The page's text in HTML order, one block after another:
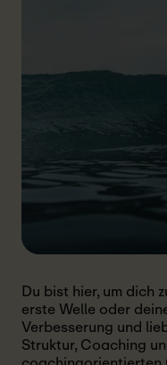
Du bist hier, um dich
erste Welle oder
Verbesserung und
Struktur, Coaching